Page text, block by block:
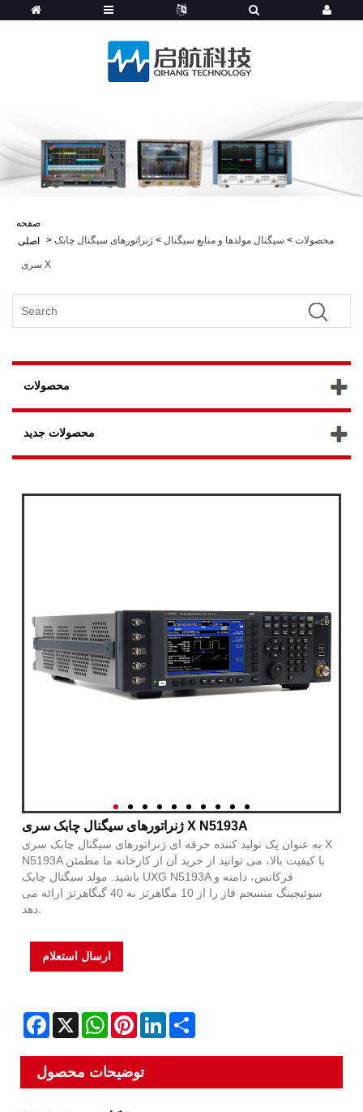
صفحه
اصلی
> محصولات > سیگنال مولدها و منابع سیگنال > ژنراتورهای سیگنال چابک
سری X
محصولات
محصولات جدید
ژنراتورهای سیگنال چابک سری X N5193A
به عنوان یک تولید کننده حرفه ای ژنراتورهای سیگنال چابک سری X
N5193A با کیفیت بالا، می توانید از خرید آن از کارخانه ما مطمئن
باشید. مولد سیگنال چابک UXG N5193A فرکانس، دامنه و
سوئیچینگ منسجم فاز را از 10 مگاهرتز به 40 گیگاهرتز ارائه می
دهد.
ارسال استعلام
Facebook
X WhatsAppPinterestLinkedIn
توضیحات محصول